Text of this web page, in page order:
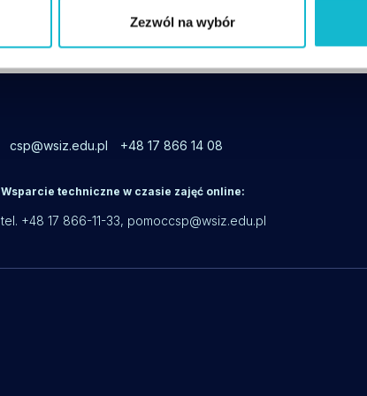
Zezwól na wybór
BHP – Zarządzanie bezpieczeństwem i higieną pracy
csp@wsiz.edu.pl +48 17 866 14 08
Wsparcie techniczne w czasie zajęć online:
tel. +48 17 866-11-33, pomoccsp@wsiz.edu.pl